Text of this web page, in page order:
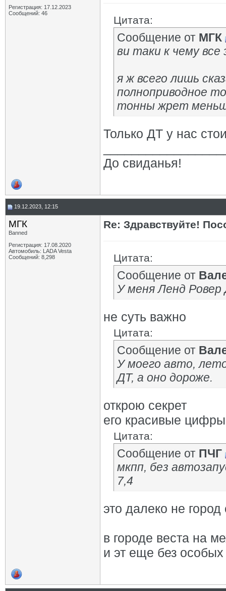
Регистрация: 17.12.2023
Сообщений: 46
Цитата:
Сообщение от МГК
ви таки к чему все
я ж всего лишь
полноприводное
тонны жрет
Только ДТ у нас
До свиданья!
19.12.2023, 12:15
МГК
Banned
Регистрация: 17.08.2020
Автомобиль: LADA Vesta
Сообщений: 8,298
Re: Здравствуйте!
Цитата:
Сообщение от
У меня Ленд
не суть важно
Цитата:
Сообщение от
У моего авто,
ДТ, а оно дороже.
открою секрет
его красивые цифры
Цитата:
Сообщение от ПЧГ
мкпп, без
7,4
это далеко не
в городе веста на
и эт еще без особых